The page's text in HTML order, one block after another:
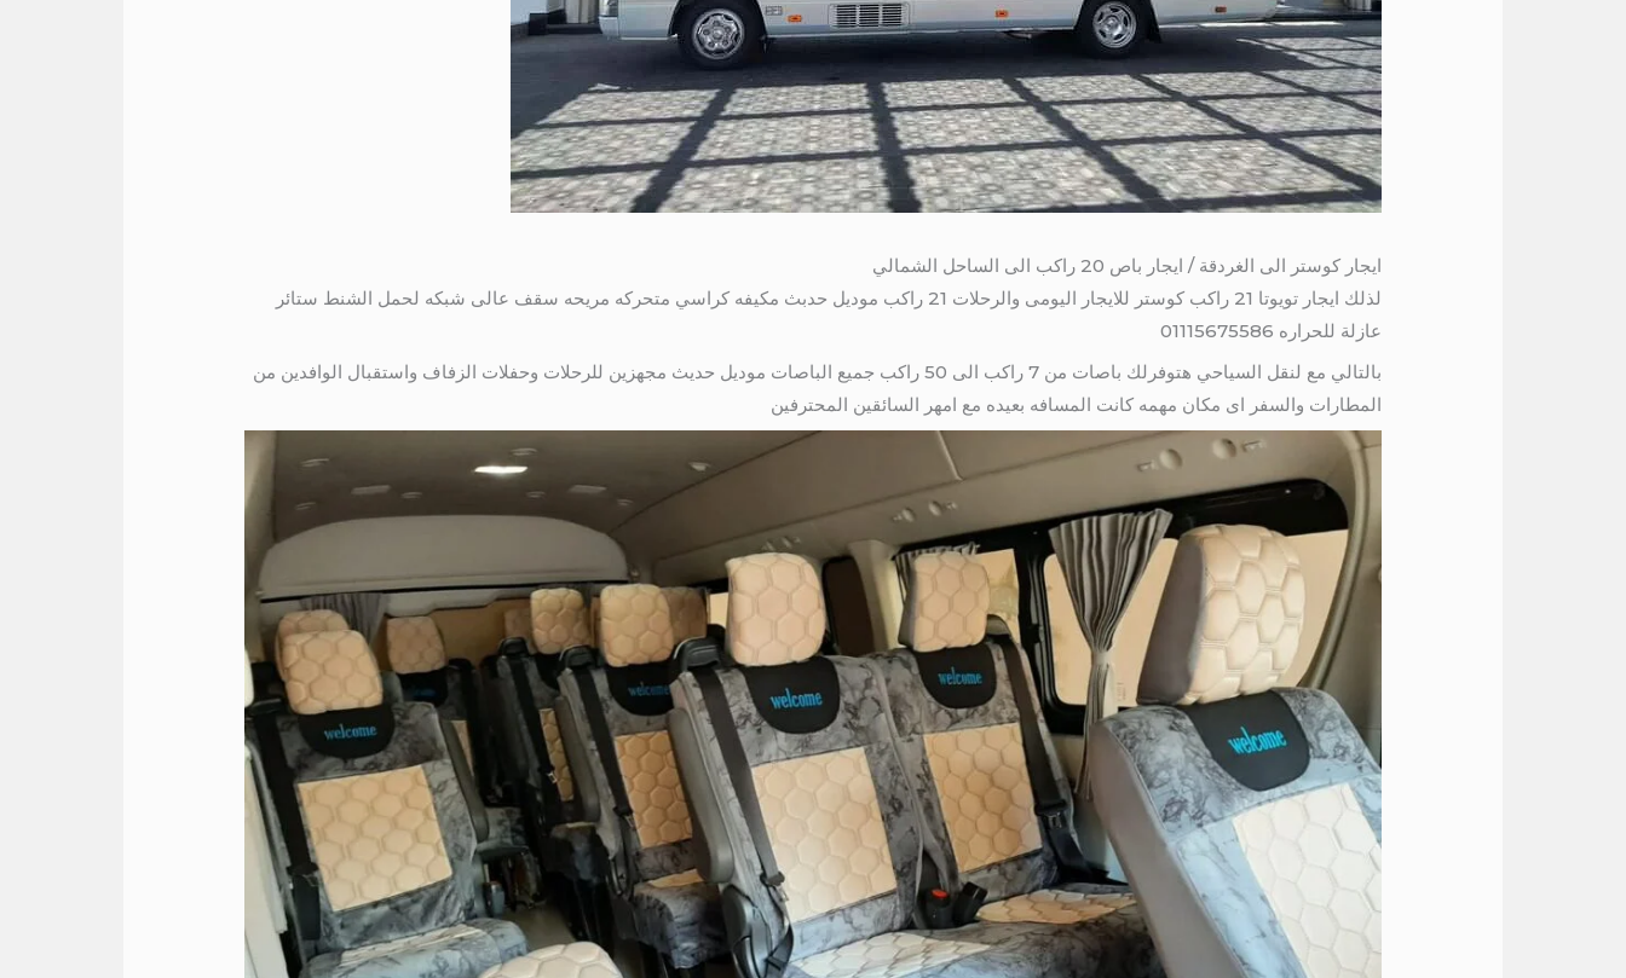
ايجار كوستر الى الغردقة / ايجار باص 20 راكب الى الساحل الشمالي
لذلك ايجار تويوتا 21 راكب كوستر للايجار اليومى والرحلات 21 راكب موديل حدبث مكيفه كراسي متحركه مريحه سقف عالى شبكه لحمل الشنط ستائر
عازلة للحراره 01115675586
بالتالي مع لنقل السياحي هتوفرلك باصات من 7 راكب الى 50 راكب جميع الباصات موديل حديث مجهزين للرحلات وحفلات الزفاف واستقبال الوافدين من
المطارات والسفر اى مكان مهمه كانت المسافه بعيده مع امهر السائقين المحترفين